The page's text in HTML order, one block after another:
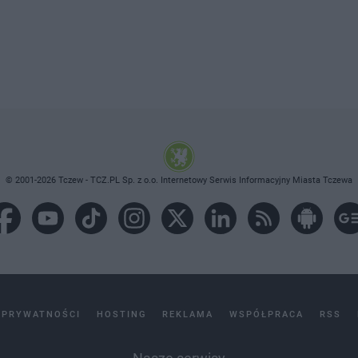
© 2001-2026 Tczew - TCZ.PL Sp. z o.o. Internetowy Serwis Informacyjny Miasta Tczewa
HOSTING REKLAMA WSPÓŁPRACA RSS